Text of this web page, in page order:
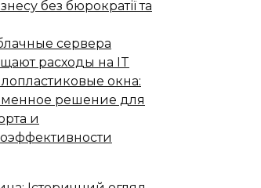
без бюрократії та
сервера
расходы на IT
окна:
решение для
и